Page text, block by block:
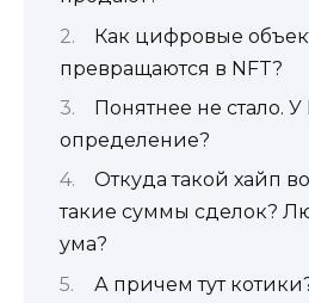
Как цифровые
превращаются в NFT?
Понятнее не стало. У
определение?
Откуда такой хайп
такие суммы сделок?
ума?
А причем тут